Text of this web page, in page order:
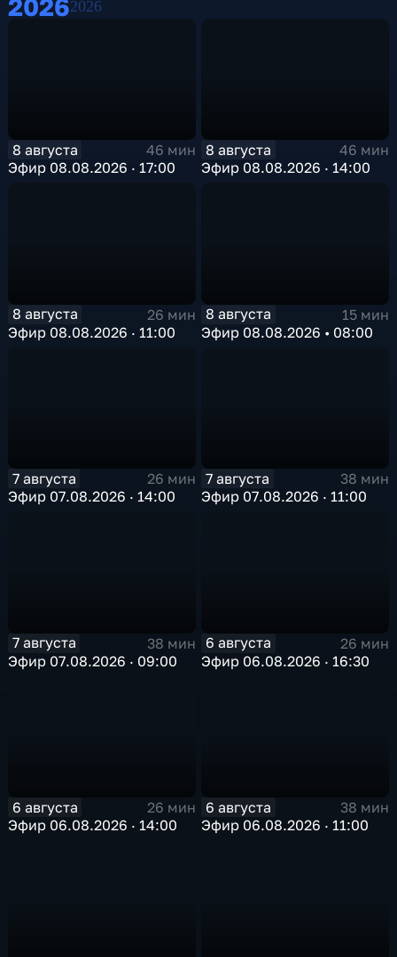
20262026
8 августа
46 мин
Эфир 08.08.2026 · 17:00
8 августа
46 мин
Эфир 08.08.2026 · 14:00
8 августа
26 мин
Эфир 08.08.2026 · 11:00
8 августа
15 мин
Эфир 08.08.2026 • 08:00
7 августа
26 мин
Эфир 07.08.2026 · 14:00
7 августа
38 мин
Эфир 07.08.2026 · 11:00
7 августа
38 мин
Эфир 07.08.2026 · 09:00
6 августа
26 мин
Эфир 06.08.2026 · 16:30
6 августа
26 мин
Эфир 06.08.2026 · 14:00
6 августа
38 мин
Эфир 06.08.2026 · 11:00